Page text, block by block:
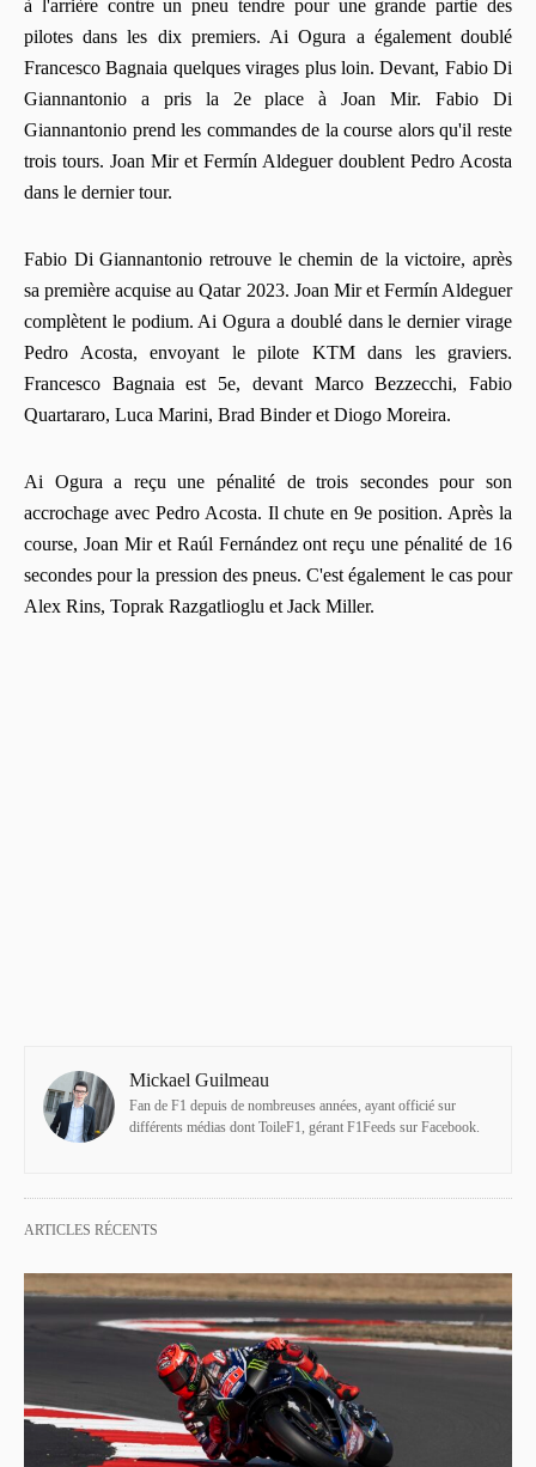
à l'arrière contre un pneu tendre pour une grande partie des
pilotes dans les dix premiers. Ai Ogura a également doublé
Francesco Bagnaia quelques virages plus loin. Devant, Fabio Di
Giannantonio a pris la 2e place à Joan Mir. Fabio Di
Giannantonio prend les commandes de la course alors qu'il reste
trois tours. Joan Mir et Fermín Aldeguer doublent Pedro Acosta
dans le dernier tour.
Fabio Di Giannantonio retrouve le chemin de la victoire, après
sa première acquise au Qatar 2023. Joan Mir et Fermín Aldeguer
complètent le podium. Ai Ogura a doublé dans le dernier virage
Pedro Acosta, envoyant le pilote KTM dans les graviers.
Francesco Bagnaia est 5e, devant Marco Bezzecchi, Fabio
Quartararo, Luca Marini, Brad Binder et Diogo Moreira.
Ai Ogura a reçu une pénalité de trois secondes pour son
accrochage avec Pedro Acosta. Il chute en 9e position. Après la
course, Joan Mir et Raúl Fernández ont reçu une pénalité de 16
secondes pour la pression des pneus. C'est également le cas pour
Alex Rins, Toprak Razgatlioglu et Jack Miller.
Mickael Guilmeau
Fan de F1 depuis de nombreuses années, ayant officié sur
différents médias dont ToileF1, gérant F1Feeds sur Facebook.
ARTICLES RÉCENTS